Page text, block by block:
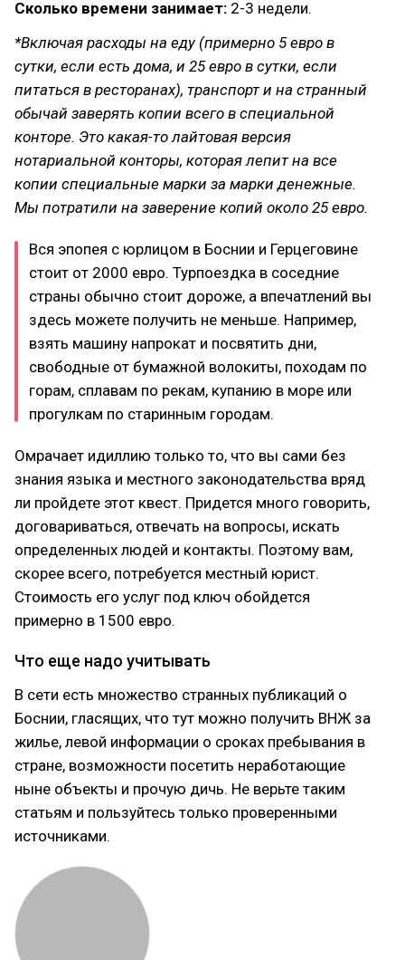
Сколько времени занимает: 2-3 недели.
*Включая расходы на еду (примерно 5 евро в
сутки, если есть дома, и 25 евро в сутки, если
питаться в ресторанах), транспорт и на странный
обычай заверять копии всего в специальной
конторе. Это какая-то лайтовая версия
нотариальной конторы, которая лепит на все
копии специальные марки за марки денежные.
Мы потратили на заверение копий около 25 евро.
Вся эпопея с юрлицом в Боснии и Герцеговине
стоит от 2000 евро. Турпоездка в соседние
страны обычно стоит дороже, а впечатлений вы
здесь можете получить не меньше. Например,
взять машину напрокат и посвятить дни,
свободные от бумажной волокиты, походам по
горам, сплавам по рекам, купанию в море или
прогулкам по старинным городам.
Омрачает идиллию только то, что вы сами без
знания языка и местного законодательства вряд
ли пройдете этот квест. Придется много говорить,
договариваться, отвечать на вопросы, искать
определенных людей и контакты. Поэтому вам,
скорее всего, потребуется местный юрист.
Стоимость его услуг под ключ обойдется
примерно в 1500 евро.
Что еще надо учитывать
В сети есть множество странных публикаций о
Боснии, гласящих, что тут можно получить ВНЖ за
жилье, левой информации о сроках пребывания в
стране, возможности посетить неработающие
ныне объекты и прочую дичь. Не верьте таким
статьям и пользуйтесь только проверенными
источниками.